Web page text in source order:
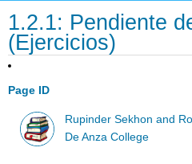
1.2.1: Pendiente
(Ejercicios)
Page ID
Rupinder Sekhon and
De Anza College